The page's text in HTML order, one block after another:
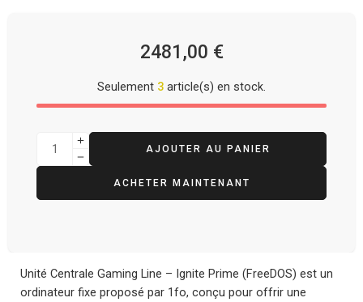
2481,00 €
Seulement 3 article(s) en stock.
AJOUTER AU PANIER
ACHETER MAINTENANT
Unité Centrale Gaming Line – Ignite Prime (FreeDOS) est un
ordinateur fixe proposé par 1fo, conçu pour offrir une